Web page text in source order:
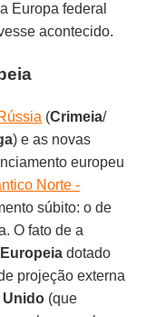
Europa federal
acontecido.
(Crimeia/
) e as novas
europeu
Norte -
súbito: o de
O fato de a
dotado
projeção externa
Unido (que